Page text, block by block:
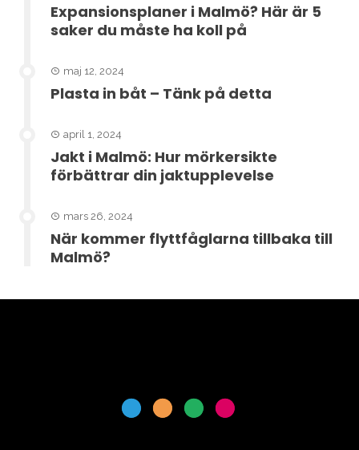
Expansionsplaner i Malmö? Här är 5
saker du måste ha koll på
maj 12, 2024
Plasta in båt – Tänk på detta
april 1, 2024
Jakt i Malmö: Hur mörkersikte
förbättrar din jaktupplevelse
mars 26, 2024
När kommer flyttfåglarna tillbaka till
Malmö?